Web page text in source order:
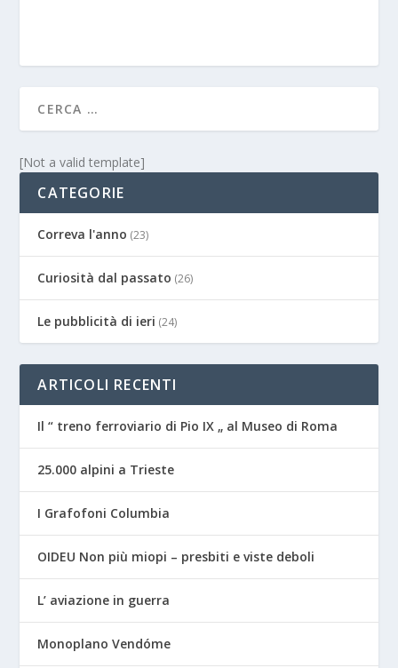
[Not a valid template]
CATEGORIE
Correva l'anno (23)
Curiosità dal passato (26)
Le pubblicità di ieri (24)
ARTICOLI RECENTI
Il “ treno ferroviario di Pio IX „ al Museo di Roma
25.000 alpini a Trieste
I Grafofoni Columbia
OIDEU Non più miopi – presbiti e viste deboli
L’ aviazione in guerra
Monoplano Vendóme